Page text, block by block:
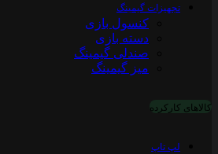
تجهیزات گیمینگ
کنسول بازی
دسته بازی
صندلی گیمینگ
میز گیمینگ
کالاهای کارکرده
لپ تاپ